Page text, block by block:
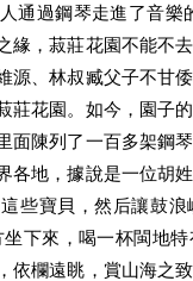
通過鋼琴走進了音樂
緣，菽莊花園不能不
源、林叔臧父子不甘
莊花園。如今，園子
面陳列了一百多架鋼
各地，據說是一位胡
些寶貝，然后讓鼓
下來，喝一杯閩地
依欄遠眺，賞山海之